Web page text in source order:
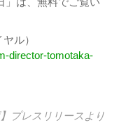
ル）
director-tomotaka-
プレスリリース より